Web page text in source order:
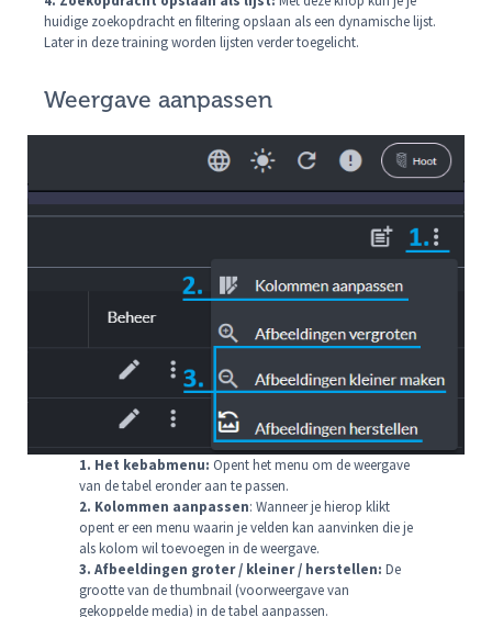
huidige zoekopdracht en filtering opslaan als een dynamische lijst.
Later in deze training worden lijsten verder toegelicht.
Weergave aanpassen
1. Het kebabmenu: Opent het menu om de weergave
van de tabel eronder aan te passen.
2. Kolommen aanpassen: Wanneer je hierop klikt
opent er een menu waarin je velden kan aanvinken die je
als kolom wil toevoegen in de weergave.
3. Afbeeldingen groter / kleiner / herstellen: De
grootte van de thumbnail (voorweergave van
gekoppelde media) in de tabel aanpassen.